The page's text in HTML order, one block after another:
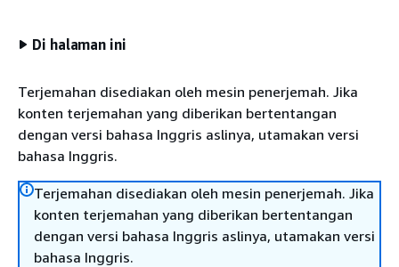
Di halaman ini
Terjemahan disediakan oleh mesin penerjemah. Jika
konten terjemahan yang diberikan bertentangan
dengan versi bahasa Inggris aslinya, utamakan versi
bahasa Inggris.
Terjemahan disediakan oleh mesin penerjemah. Jika
konten terjemahan yang diberikan bertentangan
dengan versi bahasa Inggris aslinya, utamakan versi
bahasa Inggris.